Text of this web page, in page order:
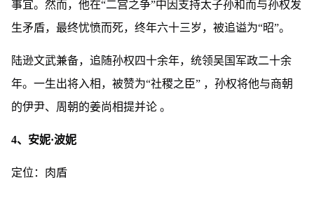
事宜。然而，他在“二宫之争”中因支持太子孙和而与孙权发
生矛盾，最终忧愤而死，终年六十三岁，被追谥为“昭”。
陆逊文武兼备，追随孙权四十余年，统领吴国军政二十余
年。一生出将入相，被赞为“社稷之臣” ，孙权将他与商朝
的伊尹、周朝的姜尚相提并论 。
4、安妮·波妮
定位：肉盾